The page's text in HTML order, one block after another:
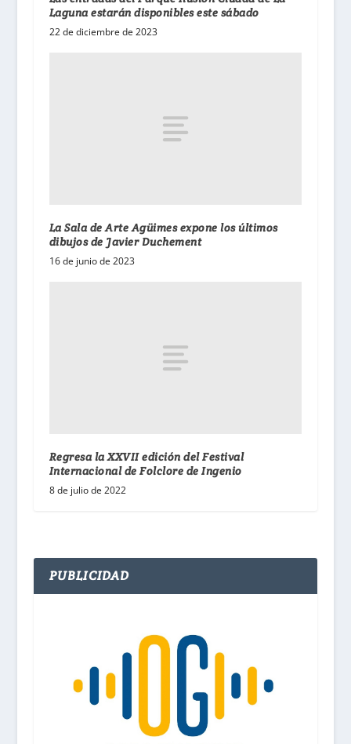
Laguna estarán disponibles este sábado
22 de diciembre de 2023
La Sala de Arte Agüimes expone los últimos
dibujos de Javier Duchement
16 de junio de 2023
Regresa la XXVII edición del Festival
Internacional de Folclore de Ingenio
8 de julio de 2022
PUBLICIDAD